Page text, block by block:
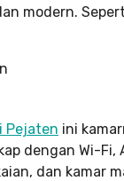
modern.
Pejaten ini
dengan Wi-Fi,
dan kamar